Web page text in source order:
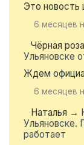
Это новость
6 месяцев
Чёрная роза
Ульяновске
Ждем
6 месяцев
Наталья →
Ульяновске.
работает